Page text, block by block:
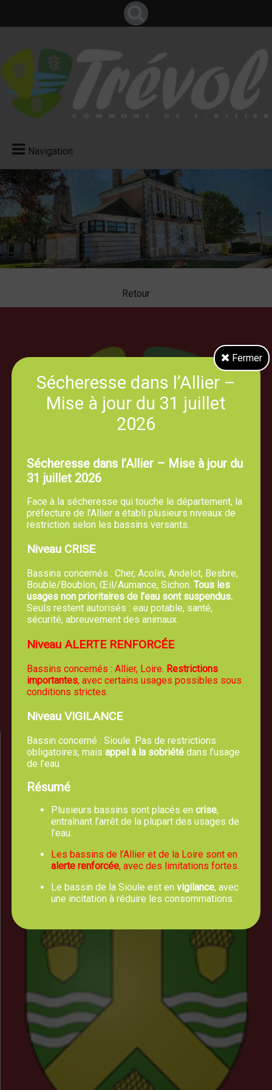
Navigation
Retour
Mairie de TREVOL
5, route de Moulins 03460 Trévol
04 70 42 61 44
Nous écrire un email
Horaires d'Ouverture
Lundi, mercredi, jeudi et vendredi :
8h00 - 12h30
Fermer
Sécheresse dans l’Allier –
Mise à jour du 31 juillet
2026
Sécheresse dans l’Allier – Mise à jour du
31 juillet 2026
Face à la sécheresse qui touche le département, la
préfecture de l’Allier a établi plusieurs niveaux de
restriction selon les bassins versants.
Niveau CRISE
Bassins concernés : Cher, Acolin, Andelot, Besbre,
Bouble/Boublon, Œil/Aumance, Sichon. Tous les
usages non prioritaires de l’eau sont suspendus.
Seuls restent autorisés : eau potable, santé,
sécurité, abreuvement des animaux.
Niveau ALERTE RENFORCÉE
Bassins concernés : Allier, Loire. Restrictions
importantes, avec certains usages possibles sous
conditions strictes.
Niveau VIGILANCE
Bassin concerné : Sioule. Pas de restrictions
obligatoires, mais appel à la sobriétédans l’usage
de l’eau.
Résumé
Plusieurs bassins sont placés en crise,
entraînant l’arrêt de la plupart des usages de
l’eau.
Les bassins de l’Allier et de la Loire sont en
alerte renforcée, avec des limitations fortes.
Le bassin de la Sioule est en vigilance, avec
une incitation à réduire les consommations.